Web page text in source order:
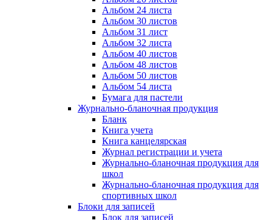
Альбом 24 листа
Альбом 30 листов
Альбом 31 лист
Альбом 32 листа
Альбом 40 листов
Альбом 48 листов
Альбом 50 листов
Альбом 54 листа
Бумага для пастели
Журнально-бланочная продукция
Бланк
Книга учета
Книга канцелярская
Журнал регистрации и учета
Журнально-бланочная продукция для
школ
Журнально-бланочная продукция для
спортивных школ
Блоки для записей
Блок для записей